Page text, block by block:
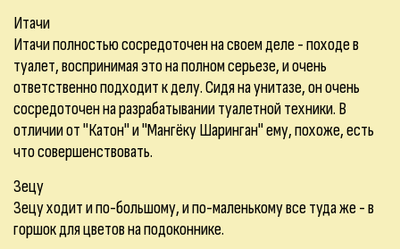
Итачи
Итачи полностью сосредоточен на своем деле - походе в
туалет, воспринимая это на полном серьезе, и очень
ответственно подходит к делу. Сидя на унитазе, он очень
сосредоточен на разрабатывании туалетной техники. В
отличии от "Катон" и "Мангёку Шаринган" ему, похоже, есть
что совершенствовать.
Зецу
Зецу ходит и по-большому, и по-маленькому все туда же - в
горшок для цветов на подоконнике.